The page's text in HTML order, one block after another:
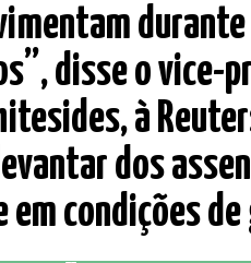
disse o vice-
à
dos
em condições